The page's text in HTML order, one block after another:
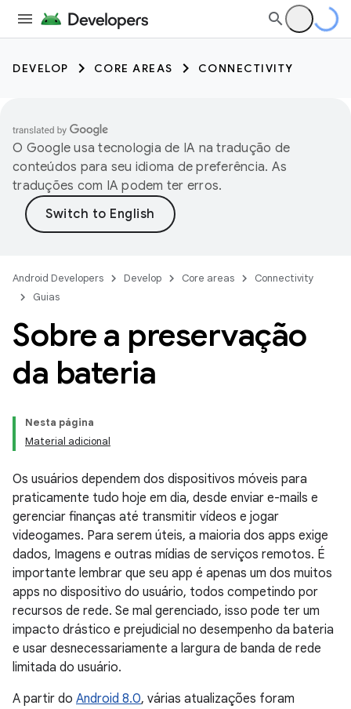
DEVELOP CORE AREAS CONNECTIVITY
O Google usa tecnologia de IA na tradução de
conteúdos para seu idioma de preferência. As
traduções com IA podem ter erros.
Android Developers Develop Core areas
Connectivity
Guias
Sobre a preservação
da bateria
Nesta página
Material adicional
Os usuários dependem dos dispositivos móveis para
praticamente tudo hoje em dia, desde enviar e-mails e
gerenciar finanças até transmitir vídeos e jogar
videogames. Para serem úteis, a maioria dos apps exige
dados, Imagens e outras mídias de serviços remotos. É
importante lembrar que seu app é apenas um dos muitos
apps no dispositivo do usuário, todos competindo por
recursos de rede. Se mal gerenciado, isso pode ter um
impacto drástico e prejudicial no desempenho da bateria
e usar desnecessariamente a largura de banda de rede
limitada do usuário.
A partir do Android 8.0, várias atualizações foram